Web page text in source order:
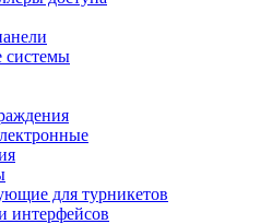
системы
для турникетов
интерфейсов